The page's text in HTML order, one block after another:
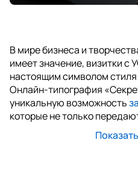
В мире бизнеса и
имеет значение, визитки с
настоящим символом
Онлайн-типография
уникальную возможность
которые не только